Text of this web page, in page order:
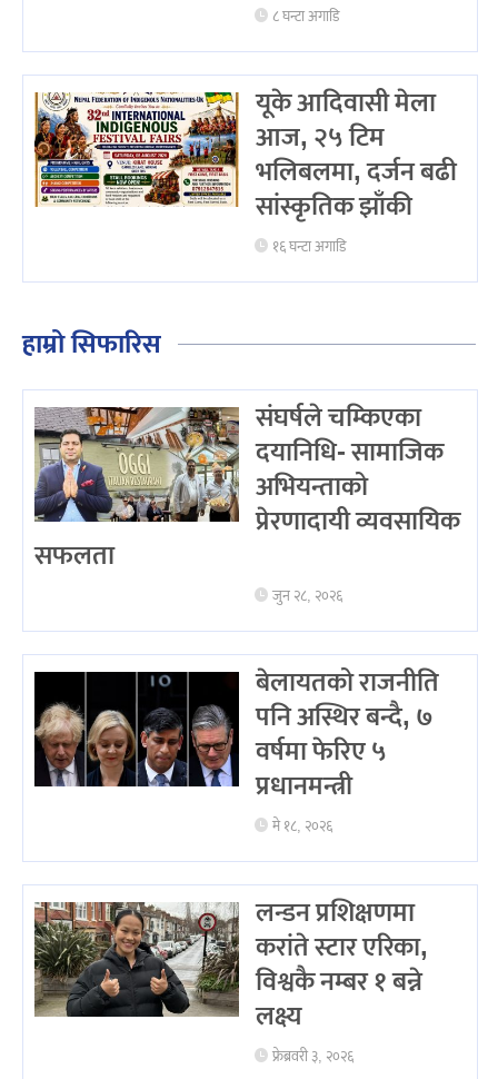
८ घन्टा अगाडि
यूके आदिवासी मेला
आज, २५ टिम
भलिबलमा, दर्जन बढी
सांस्कृतिक झाँकी
१६ घन्टा अगाडि
हाम्रो सिफारिस
संघर्षले चम्किएका
दयानिधि- सामाजिक
अभियन्ताको
प्रेरणादायी व्यवसायिक
सफलता
जुन २८, २०२६
बेलायतको राजनीति
पनि अस्थिर बन्दै, ७
वर्षमा फेरिए ५
प्रधानमन्त्री
मे १८, २०२६
लन्डन प्रशिक्षणमा
करांते स्टार एरिका,
विश्वकै नम्बर १ बन्ने
लक्ष्य
फ्रेब्रवरी ३, २०२६